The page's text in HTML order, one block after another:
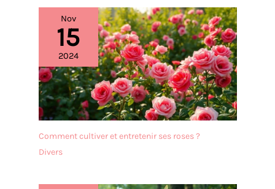
Nov
15
2024
Comment cultiver et entretenir ses roses ?
Divers